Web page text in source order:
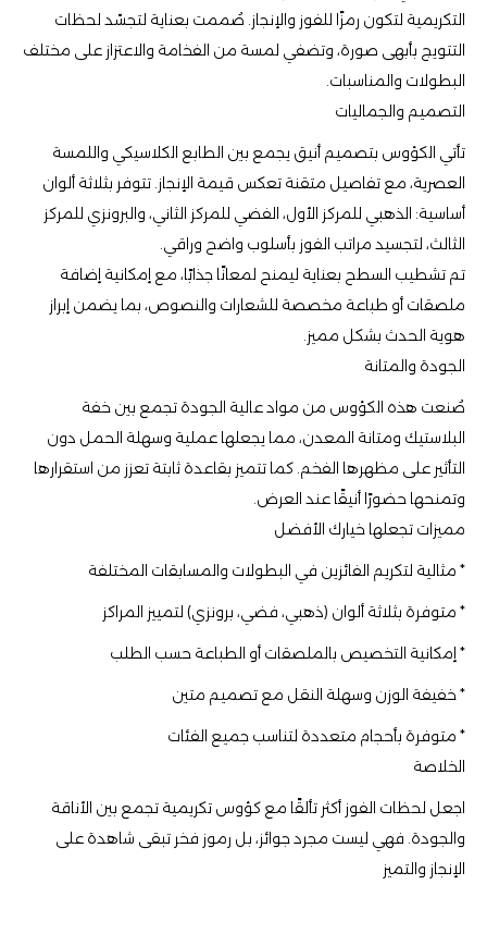
التكريمية لتكون رمزًا للفوز والإنجاز. صُممت بعناية لتجسّد لحظات
التتويج بأبهى صورة، وتضفي لمسة من الفخامة والاعتزاز على مختلف
البطولات والمناسبات.
التصميم والجماليات
تأتي الكؤوس بتصميم أنيق يجمع بين الطابع الكلاسيكي واللمسة
العصرية، مع تفاصيل متقنة تعكس قيمة الإنجاز. تتوفر بثلاثة ألوان
أساسية: الذهبي للمركز الأول، الفضي للمركز الثاني، والبرونزي للمركز
الثالث، لتجسيد مراتب الفوز بأسلوب واضح وراقي.
تم تشطيب السطح بعناية ليمنح لمعانًا جذابًا، مع إمكانية إضافة
ملصقات أو طباعة مخصصة للشعارات والنصوص، بما يضمن إبراز
هوية الحدث بشكل مميز.
الجودة والمتانة
صُنعت هذه الكؤوس من مواد عالية الجودة تجمع بين خفة
البلاستيك ومتانة المعدن، مما يجعلها عملية وسهلة الحمل دون
التأثير على مظهرها الفخم. كما تتميز بقاعدة ثابتة تعزز من استقرارها
وتمنحها حضورًا أنيقًا عند العرض.
مميزات تجعلها خيارك الأفضل
* مثالية لتكريم الفائزين في البطولات والمسابقات المختلفة
* متوفرة بثلاثة ألوان (ذهبي، فضي، برونزي) لتمييز المراكز
* إمكانية التخصيص بالملصقات أو الطباعة حسب الطلب
* خفيفة الوزن وسهلة النقل مع تصميم متين
* متوفرة بأحجام متعددة لتناسب جميع الفئات
الخلاصة
اجعل لحظات الفوز أكثر تألقًا مع كؤوس تكريمية تجمع بين الأناقة
والجودة. فهي ليست مجرد جوائز، بل رموز فخر تبقى شاهدة على
الإنجاز والتميز